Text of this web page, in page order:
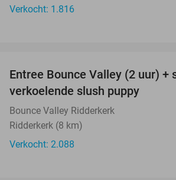
Verkocht: 1.816
Entree Bounce Valley (2 uur) +
verkoelende slush puppy
Bounce Valley Ridderkerk
Ridderkerk (8 km)
Verkocht: 2.088